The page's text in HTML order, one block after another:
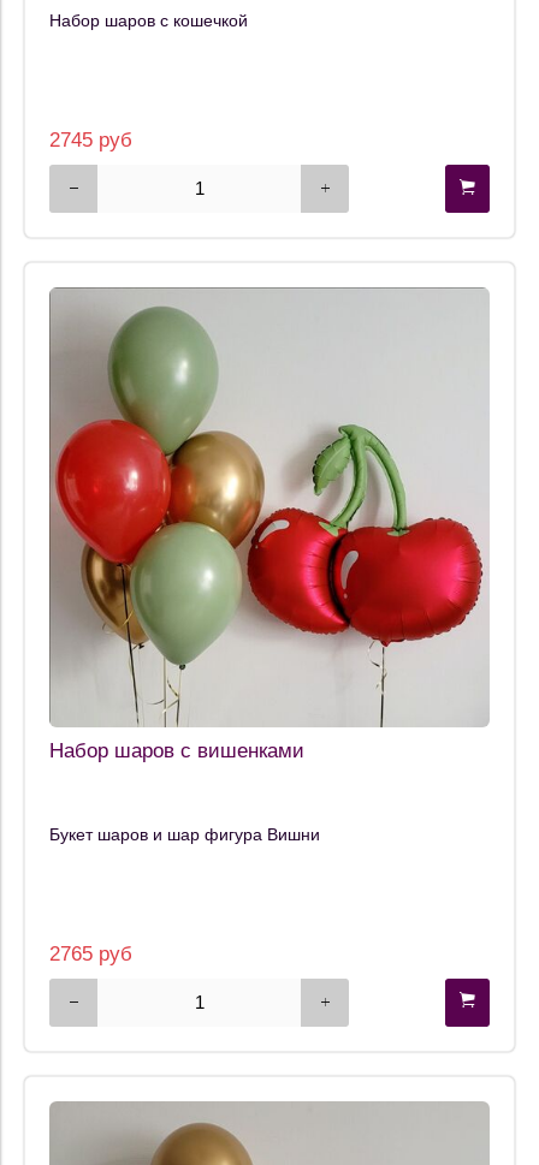
Набор шаров с кошечкой
2745 руб
Набор шаров с вишенками
Букет шаров и шар фигура Вишни
2765 руб